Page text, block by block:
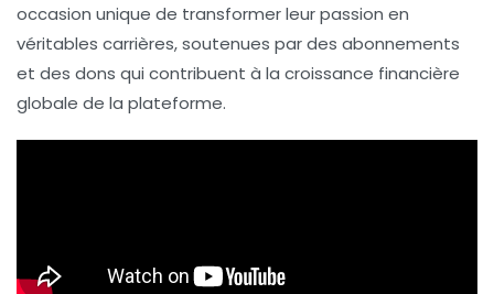
occasion unique de transformer leur passion en
véritables carrières, soutenues par des abonnements
et des dons qui contribuent à la croissance financière
globale de la plateforme.